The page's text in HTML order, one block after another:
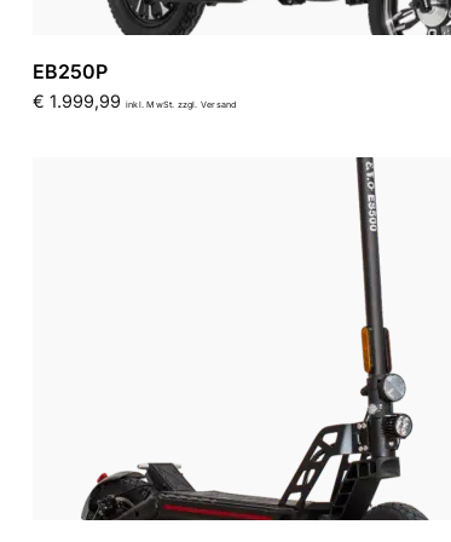
EB250P
€ 1.999,99 inkl. MwSt. zzgl. Versand